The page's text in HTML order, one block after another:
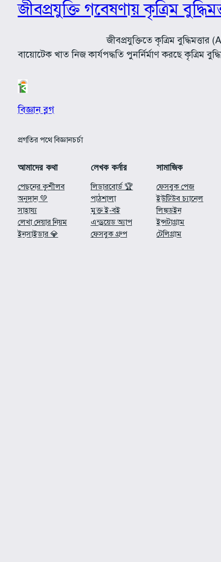
জীবপ্রযুক্তি গবেষণায় কৃত্রিম
জীবপ্রযুক্তিতে কৃত্রিম বুদ্ধিমত্তার (AI) ভূমিকা
বায়োটেক খাত নিজ কার্যপদ্ধতি পুনর্নির্মাণ করছে কৃত্রিম
বিজ্ঞান ব্লগ
প্রগতির পথে বিজ্ঞানচর্চা
আমাদের কথা
পেছনের কুশীলব
অনুদান 💚
সাহায্য
লেখা দেয়ার নিয়ম
ইনসাইডার 💎
লেখক কর্নার
লিডারবোর্ড 🏆
পাঠশালা
মুক্ত ই-বই
এন্ড্রয়েড অ্যাপ
ফেসবুক গ্রুপ
সামাজিক
ফেসবুক পেজ
ইউটিউব চ্যানেল
লিঙ্কডইন
ইন্সটাগ্রাম
টেলিগ্রাম